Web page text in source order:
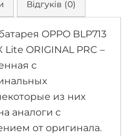
Відгуків (0)
OPPO BLP713
ORIGINAL PRC –
с
из них
аналоги с
от оригинала.